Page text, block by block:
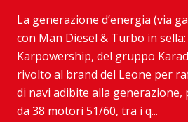
La generazione d’energia (via
con Man Diesel & Turbo in
Karpowership, del gruppo
rivolto al brand del Leone per
di navi adibite alla generazione,
da 38 motori 51/60, tra i q...